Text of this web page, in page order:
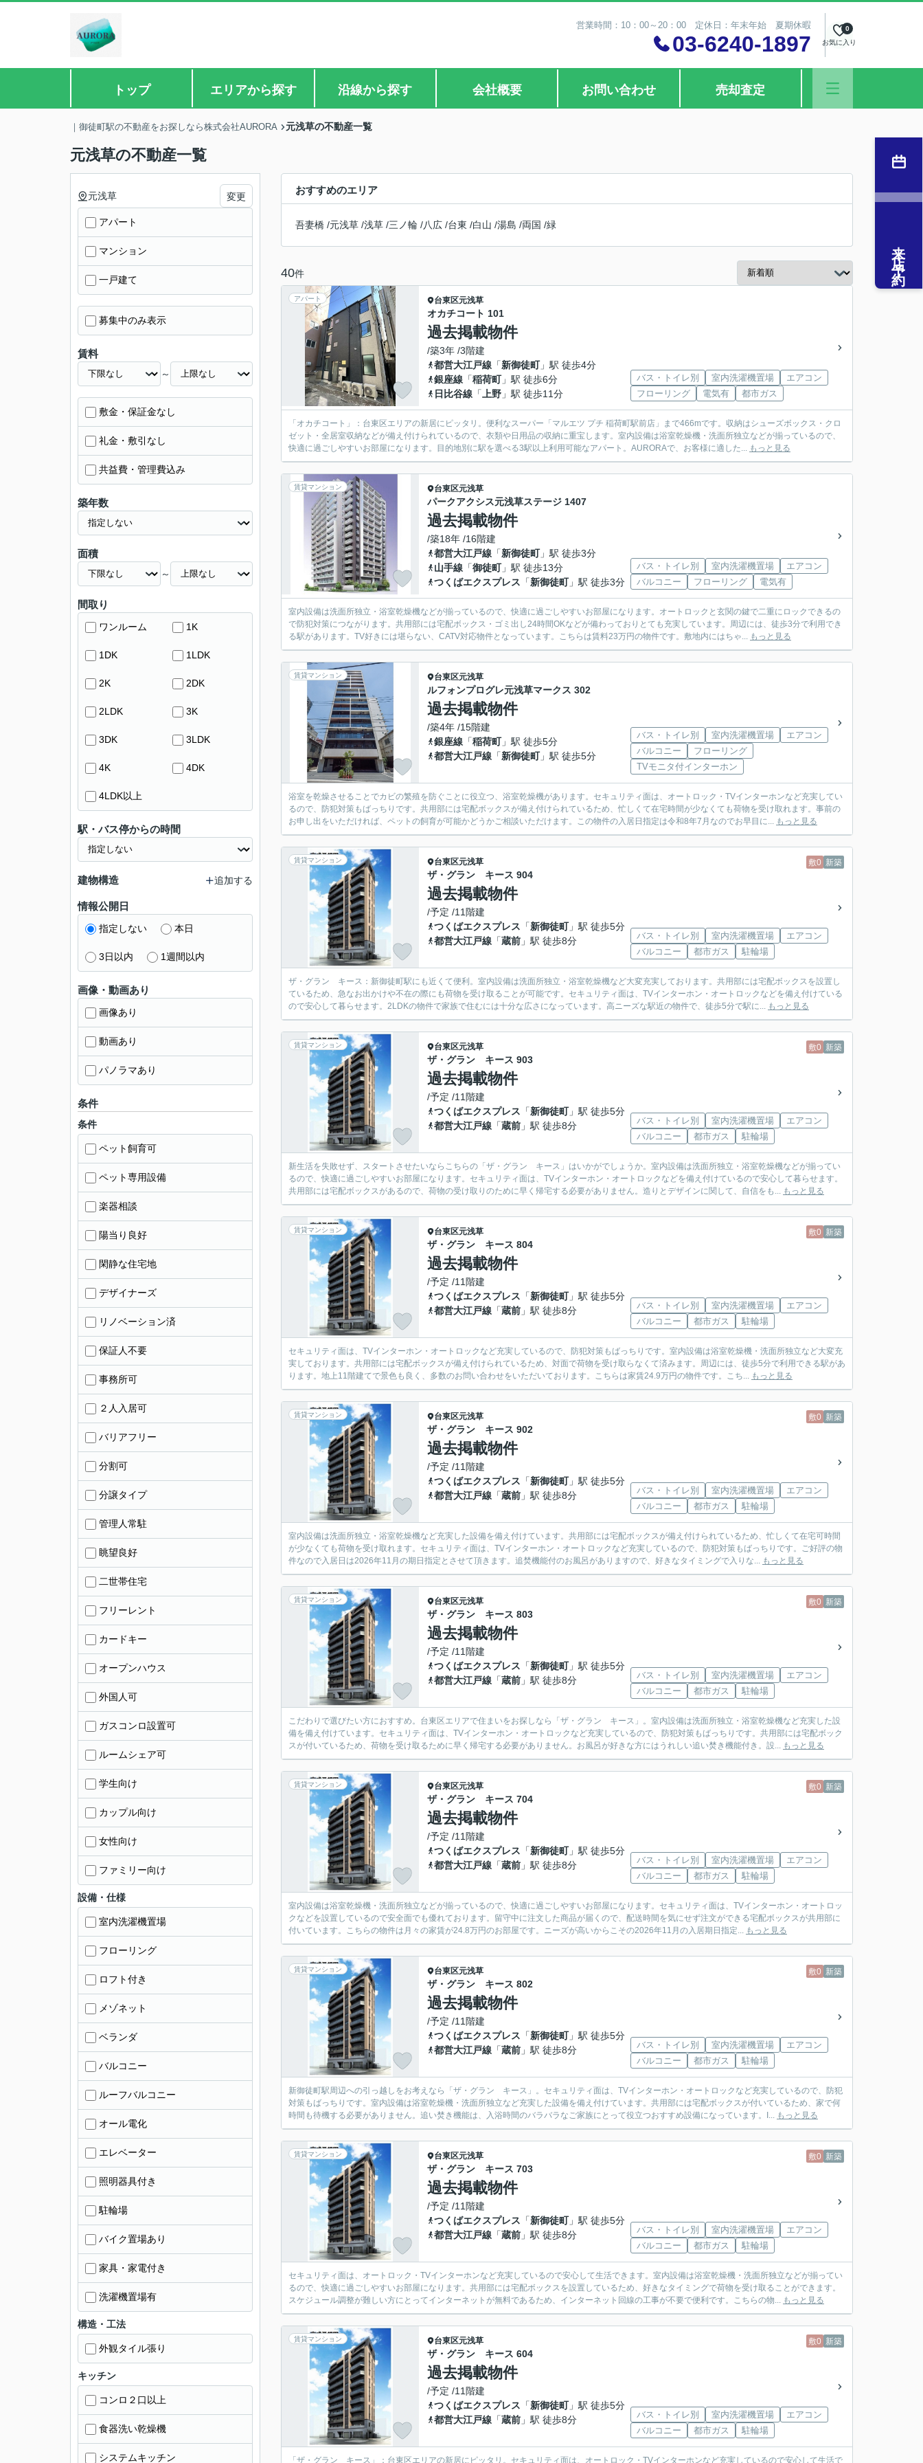
営業時間：10：00～20：00 定休日：年末年始 夏期休暇
03-6240-1897 お気に入り
0
トップ エリアから探す 沿線から探す 会社概要 お問い合わせ 売却査定
｜御徒町駅の不動産をお探しなら株式会社AURORA 元浅草の不動産一覧
元浅草の不動産一覧
おすすめのエリア
吾妻橋 /元浅草 /浅草 /三ノ輪 /八広 /台東 /白山 /湯島 /両国 /緑
40件
アパート 台東区元浅草
オカチコート 101
過去掲載物件
/築3年 /3階建
都営大江戸線 「新御徒町」駅 徒歩4分
銀座線 「稲荷町」駅 徒歩6分
日比谷線 「 上野 」駅 徒歩11分
バス・トイレ別 室内洗濯機置場
エアコン
フローリング
電気有 都市ガス
「オカチコート」：台東区エリアの新居にピッタリ。便利なスーパー「マルエツ プチ 稲荷町駅前店」まで466mです。収納はシューズボックス・クロ
ゼット・全居室収納などが備え付けられているので、衣類や日用品の収納に重宝します。室内設備は浴室乾燥機・洗面所独立などが揃っているので、
快適に過ごしやすいお部屋になります。目的地別に駅を選べる3駅以上利用可能なアパート。AURORAで、お客様に適した... もっと見る
賃貸マンション 台東区元浅草
パークアクシス元浅草ステージ 1407
過去掲載物件
/築18年 /16階建
都営大江戸線 「新御徒町」駅 徒歩3分
山手線 「御徒町」駅 徒歩13分
つくばエクスプレス 「新御徒町」駅 徒歩3分
バス・トイレ別 室内洗濯機置場
エアコン
バルコニー
フローリング 電気有
室内設備は洗面所独立・浴室乾燥機などが揃っているので、快適に過ごしやすいお部屋になります。オートロックと玄関の鍵で二重にロックできるの
で防犯対策につながります。共用部には宅配ボックス・ゴミ出し24時間OKなどが備わっておりとても充実しています。周辺には、徒歩3分で利用でき
る駅があります。TV好きには堪らない、CATV対応物件となっています。こちらは賃料23万円の物件です。敷地内にはちゃ... もっと見る
賃貸マンション 台東区元浅草
ルフォンプログレ元浅草マークス 302
過去掲載物件
/築4年 /15階建
銀座線 「稲荷町」駅 徒歩5分
都営大江戸線 「新御徒町」駅 徒歩5分
バス・トイレ別 室内洗濯機置場
エアコン
バルコニー
フローリング
TVモニタ付インターホン
浴室を乾燥させることでカビの繁殖を防ぐことに役立つ、浴室乾燥機があります。セキュリティ面は、オートロック・TVインターホンなど充実してい
るので、防犯対策もばっちりです。共用部には宅配ボックスが備え付けられているため、忙しくて在宅時間が少なくても荷物を受け取れます。事前の
お申し出をいただければ、ペットの飼育が可能かどうかご相談いただけます。この物件の入居日指定は令和8年7月なのでお早目に... もっと見る
賃貸マンション 敷0 新築
台東区元浅草
ザ・グラン キース 904
過去掲載物件
/予定 /11階建
つくばエクスプレス 「新御徒町」駅 徒歩5分
都営大江戸線 「蔵前 」駅 徒歩8分 バス・トイレ別 室内洗濯機置場
エアコン
バルコニー
都市ガス 駐輪場
ザ・グラン キース：新御徒町駅にも近くて便利。室内設備は洗面所独立・浴室乾燥機など大変充実しております。共用部には宅配ボックスを設置し
ているため、急なお出かけや不在の際にも荷物を受け取ることが可能です。セキュリティ面は、TVインターホン・オートロックなどを備え付けている
ので安心して暮らせます。2LDKの物件で家族で住むには十分な広さになっています。高ニーズな駅近の物件で、徒歩5分で駅に... もっと見る
賃貸マンション 敷0 新築
台東区元浅草
ザ・グラン キース 903
過去掲載物件
/予定 /11階建
つくばエクスプレス 「新御徒町」駅 徒歩5分
都営大江戸線 「蔵前 」駅 徒歩8分 バス・トイレ別 室内洗濯機置場
エアコン
バルコニー
都市ガス 駐輪場
新生活を失敗せず、スタートさせたいならこちらの「ザ・グラン キース」はいかがでしょうか。室内設備は洗面所独立・浴室乾燥機などが揃ってい
るので、快適に過ごしやすいお部屋になります。セキュリティ面は、TVインターホン・オートロックなどを備え付けているので安心して暮らせます。
共用部には宅配ボックスがあるので、荷物の受け取りのために早く帰宅する必要がありません。造りとデザインに関して、自信をも... もっと見る
賃貸マンション 敷0 新築
台東区元浅草
ザ・グラン キース 804
過去掲載物件
/予定 /11階建
つくばエクスプレス 「新御徒町」駅 徒歩5分
都営大江戸線 「蔵前 」駅 徒歩8分 バス・トイレ別 室内洗濯機置場
エアコン
バルコニー
都市ガス 駐輪場
セキュリティ面は、TVインターホン・オートロックなど充実しているので、防犯対策もばっちりです。室内設備は浴室乾燥機・洗面所独立など大変充
実しております。共用部には宅配ボックスが備え付けられているため、対面で荷物を受け取らなくて済みます。周辺には、徒歩5分で利用できる駅があ
ります。地上11階建てで景色も良く、多数のお問い合わせをいただいております。こちらは家賃24.9万円の物件です。こち... もっと見る
賃貸マンション 敷0 新築
台東区元浅草
ザ・グラン キース 902
過去掲載物件
/予定 /11階建
つくばエクスプレス 「新御徒町」駅 徒歩5分
都営大江戸線 「蔵前 」駅 徒歩8分 バス・トイレ別 室内洗濯機置場
エアコン
バルコニー
都市ガス 駐輪場
室内設備は洗面所独立・浴室乾燥機など充実した設備を備え付けています。共用部には宅配ボックスが備え付けられているため、忙しくて在宅可時間
が少なくても荷物を受け取れます。セキュリティ面は、TVインターホン・オートロックなど充実しているので、防犯対策もばっちりです。ご好評の物
件なので入居日は2026年11月の期日指定とさせて頂きます。追焚機能付のお風呂がありますので、好きなタイミングで入りな... もっと見る
賃貸マンション 敷0 新築
台東区元浅草
ザ・グラン キース 803
過去掲載物件
/予定 /11階建
つくばエクスプレス 「新御徒町」駅 徒歩5分
都営大江戸線 「蔵前 」駅 徒歩8分 バス・トイレ別 室内洗濯機置場
エアコン
バルコニー
都市ガス 駐輪場
こだわりで選びたい方におすすめ。台東区エリアで住まいをお探しなら「ザ・グラン キース」。室内設備は洗面所独立・浴室乾燥機など充実した設
備を備え付けています。セキュリティ面は、TVインターホン・オートロックなど充実しているので、防犯対策もばっちりです。共用部には宅配ボック
スが付いているため、荷物を受け取るために早く帰宅する必要がありません。お風呂が好きな方にはうれしい追い焚き機能付き。設... もっと見る
賃貸マンション 敷0 新築
台東区元浅草
ザ・グラン キース 704
過去掲載物件
/予定 /11階建
つくばエクスプレス 「新御徒町」駅 徒歩5分
都営大江戸線 「蔵前 」駅 徒歩8分 バス・トイレ別 室内洗濯機置場
エアコン
バルコニー
都市ガス 駐輪場
室内設備は浴室乾燥機・洗面所独立などが揃っているので、快適に過ごしやすいお部屋になります。セキュリティ面は、TVインターホン・オートロッ
クなどを設置しているので安全面でも優れております。留守中に注文した商品が届くので、配送時間を気にせず注文ができる宅配ボックスが共用部に
付いています。こちらの物件は月々の家賃が24.8万円のお部屋です。ニーズが高いからこその2026年11月の入居期日指定... もっと見る
賃貸マンション 敷0 新築
台東区元浅草
ザ・グラン キース 802
過去掲載物件
/予定 /11階建
つくばエクスプレス 「新御徒町」駅 徒歩5分
都営大江戸線 「蔵前 」駅 徒歩8分 バス・トイレ別 室内洗濯機置場
エアコン
バルコニー
都市ガス 駐輪場
新御徒町駅周辺への引っ越しをお考えなら「ザ・グラン キース」。セキュリティ面は、TVインターホン・オートロックなど充実しているので、防犯
対策もばっちりです。室内設備は浴室乾燥機・洗面所独立など充実した設備を備え付けています。共用部には宅配ボックスが付いているため、家で何
時間も待機する必要がありません。追い焚き機能は、入浴時間のバラバラなご家族にとって役立つおすすめ設備になっています。I... もっと見る
賃貸マンション 敷0 新築
台東区元浅草
ザ・グラン キース 703
過去掲載物件
/予定 /11階建
つくばエクスプレス 「新御徒町」駅 徒歩5分
都営大江戸線 「蔵前 」駅 徒歩8分 バス・トイレ別 室内洗濯機置場
エアコン
バルコニー
都市ガス 駐輪場
セキュリティ面は、オートロック・TVインターホンなど充実しているので安心して生活できます。室内設備は浴室乾燥機・洗面所独立などが揃ってい
るので、快適に過ごしやすいお部屋になります。共用部には宅配ボックスを設置しているため、好きなタイミングで荷物を受け取ることができます。
スケジュール調整が難しい方にとってインターネットが無料であるため、インターネット回線の工事が不要で便利です。こちらの物... もっと見る
賃貸マンション 敷0 新築
台東区元浅草
ザ・グラン キース 604
過去掲載物件
/予定 /11階建
つくばエクスプレス 「新御徒町」駅 徒歩5分
都営大江戸線 「蔵前 」駅 徒歩8分 バス・トイレ別 室内洗濯機置場
エアコン
バルコニー
都市ガス 駐輪場
「ザ・グラン キース」：台東区エリアの新居にピッタリ。セキュリティ面は、オートロック・TVインターホンなど充実しているので安心して生活で
元浅草 変更
アパート
マンション
一戸建て
募集中のみ表示
賃料
～
敷金・保証金なし
礼金・敷引なし
共益費・管理費込み
築年数
面積
～
間取り
ワンルーム 1K
1DK 1LDK
2K 2DK
2LDK 3K
3DK 3LDK
4K 4DK
4LDK以上
駅・バス停からの時間
建物構造 追加する
情報公開日
指定しない 本日
3日以内 1週間以内
画像・動画あり
画像あり
動画あり
パノラマあり
条件
条件
ペット飼育可
ペット専用設備
楽器相談
陽当り良好
閑静な住宅地
デザイナーズ
リノベーション済
保証人不要
事務所可
２人入居可
バリアフリー
分割可
分譲タイプ
管理人常駐
眺望良好
二世帯住宅
フリーレント
カードキー
オープンハウス
外国人可
ガスコンロ設置可
ルームシェア可
学生向け
カップル向け
女性向け
ファミリー向け
設備・仕様
室内洗濯機置場
フローリング
ロフト付き
メゾネット
ベランダ
バルコニー
ルーフバルコニー
オール電化
エレベーター
照明器具付き
駐輪場
バイク置場あり
家具・家電付き
洗濯機置場有
構造・工法
外観タイル張り
キッチン
コンロ２口以上
食器洗い乾燥機
システムキッチン
来店予約